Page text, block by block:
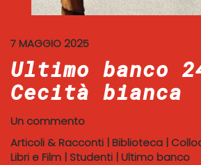
7 MAGGIO 2025
Ultimo banco
Cecità bianca
Un commento
Articoli & Racconti | Biblioteca |
Libri e Film | Studenti | Ultimo banco